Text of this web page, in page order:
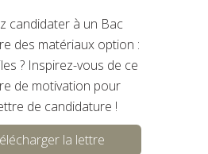
candidater à un Bac
des matériaux option :
? Inspirez-vous de ce
de motivation pour
de candidature !
la lettre